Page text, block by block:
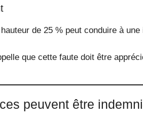
de 25 % peut conduire à
que cette faute doit être
peuvent être